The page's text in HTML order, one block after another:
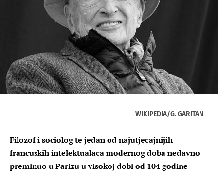
WIKIPEDIA/G. GARITAN
Filozof i sociolog te jedan od najutjecajnijih
francuskih intelektualaca modernog doba nedavno
preminuo u Parizu u visokoj dobi od 104 godine